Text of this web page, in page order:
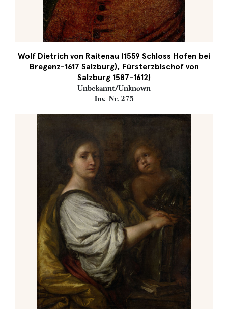
Wolf Dietrich von Raitenau (1559 Schloss Hofen bei
Bregenz-1617 Salzburg), Fürsterzbischof von
Salzburg 1587-1612)
Unbekannt/Unknown
Inv.-Nr. 275